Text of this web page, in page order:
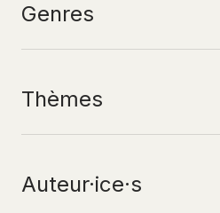
Genres
Thèmes
Auteur·ice·s